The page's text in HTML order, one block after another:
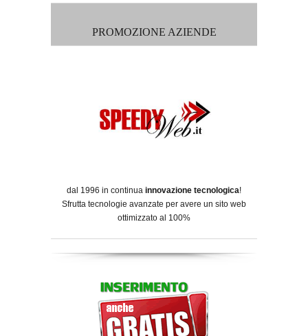
PROMOZIONE AZIENDE
dal 1996 in continua innovazione tecnologica!
Sfrutta tecnologie avanzate per avere un sito web
ottimizzato al 100%